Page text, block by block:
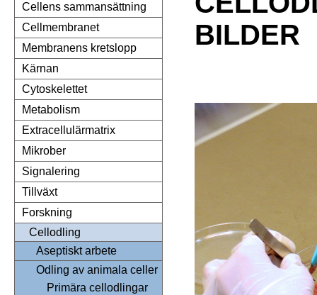
Cellens sammansättning
Cellmembranet
Membranens kretslopp
Kärnan
Cytoskelettet
Metabolism
Extracellulärmatrix
Mikrober
Signalering
Tillväxt
Forskning
Cellodling
Aseptiskt arbete
Odling av animala celler
Primära cellodlingar
BILDER